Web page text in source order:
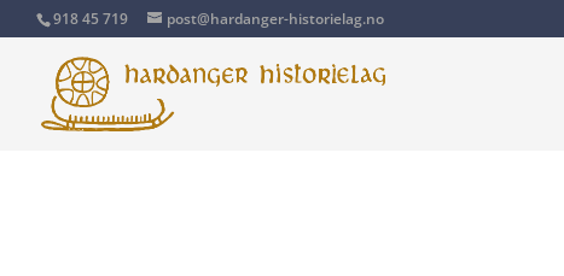
918 45 719 post@hardanger-historielag.no